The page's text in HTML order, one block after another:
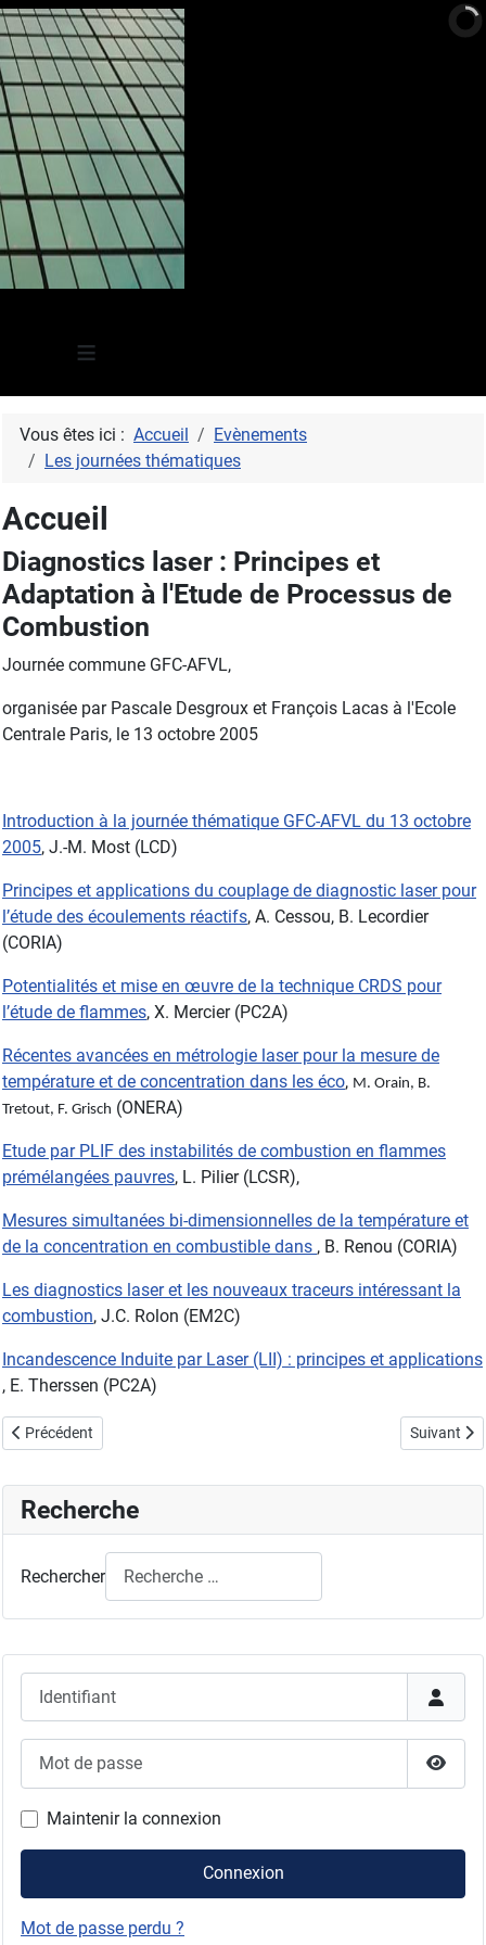
≡
Maintenir la connexion
Connexion
Mot de passe perdu ?
Vous êtes ici : Accueil
Evènements
Les journées thématiques
Accueil
Diagnostics laser : Principes et
Adaptation à l'Etude de Processus de
Combustion
Journée commune GFC-AFVL,
organisée par Pascale Desgroux et François Lacas à l'Ecole
Centrale Paris, le 13 octobre 2005
Introduction à la journée thématique GFC-AFVL du 13 octobre
2005, J.-M. Most (LCD)
Principes et applications du couplage de diagnostic laser pour
l’étude des écoulements réactifs, A. Cessou, B. Lecordier
(CORIA)
Potentialités et mise en œuvre de la technique CRDS pour
l’étude de flammes, X. Mercier (PC2A)
Récentes avancées en métrologie laser pour la mesure de
température et de concentration dans les éco, M. Orain, B.
Tretout, F. Grisch (ONERA)
Etude par PLIF des instabilités de combustion en flammes
prémélangées pauvres, L. Pilier (LCSR),
Mesures simultanées bi-dimensionnelles de la température et
de la concentration en combustible dans , B. Renou (CORIA)
Les diagnostics laser et les nouveaux traceurs intéressant la
combustion, J.C. Rolon (EM2C)
Incandescence Induite par Laser (LII) : principes et applications
, E. Therssen (PC2A)
Article précédent : Exposition Feu
Précédent Article
Suivant
Recherche
Rechercher